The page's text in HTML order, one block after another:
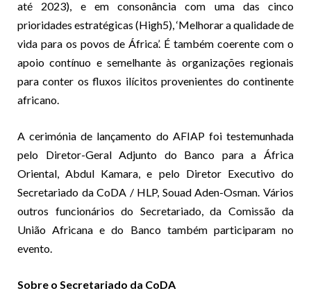
até 2023), e em consonância com uma das cinco
prioridades estratégicas (High5), ‘Melhorar a qualidade de
vida para os povos de África’. É também coerente com o
apoio contínuo e semelhante às organizações regionais
para conter os fluxos ilícitos provenientes do continente
africano.
A cerimónia de lançamento do AFIAP foi testemunhada
pelo Diretor-Geral Adjunto do Banco para a África
Oriental, Abdul Kamara, e pelo Diretor Executivo do
Secretariado da CoDA / HLP, Souad Aden-Osman. Vários
outros funcionários do Secretariado, da Comissão da
União Africana e do Banco também participaram no
evento.
Sobre o Secretariado da CoDA